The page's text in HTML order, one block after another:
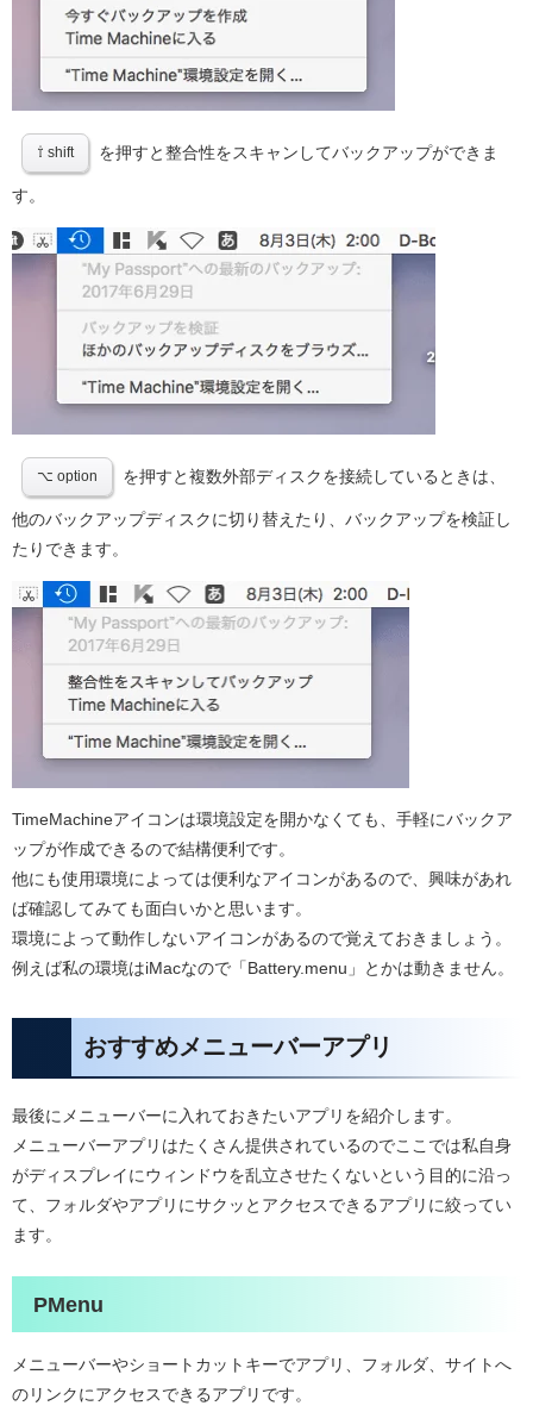
⇧ shift を押すと整合性をスキャンしてバックアップができま
す。
⌥ option を押すと複数外部ディスクを接続しているときは、
他のバックアップディスクに切り替えたり、バックアップを検証し
たりできます。
TimeMachineアイコンは環境設定を開かなくても、手軽にバックア
ップが作成できるので結構便利です。
他にも使用環境によっては便利なアイコンがあるので、興味があれ
ば確認してみても面白いかと思います。
環境によって動作しないアイコンがあるので覚えておきましょう。
例えば私の環境はiMacなので「Battery.menu」とかは動きません。
おすすめメニューバーアプリ
最後にメニューバーに入れておきたいアプリを紹介します。
メニューバーアプリはたくさん提供されているのでここでは私自身
がディスプレイにウィンドウを乱立させたくないという目的に沿っ
て、フォルダやアプリにサクッとアクセスできるアプリに絞ってい
ます。
PMenu
メニューバーやショートカットキーでアプリ、フォルダ、サイトへ
のリンクにアクセスできるアプリです。